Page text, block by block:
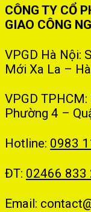
CÔNG TY CỔ
GIAO CÔNG
VPGD Hà Nội:
Mới Xa La –
VPGD
Phường 4 –
Hotline: 0983
ĐT: 02466 833
Email: